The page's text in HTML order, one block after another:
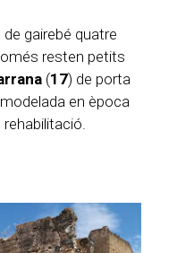
gairebé quatre
resten petits
(17) de porta
en època